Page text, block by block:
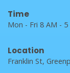
Time
Mon - Fri 8 AM - 5
Location
Franklin St,